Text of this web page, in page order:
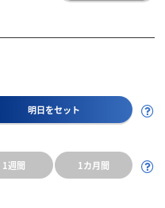
明日をセット
1週間 1カ月間